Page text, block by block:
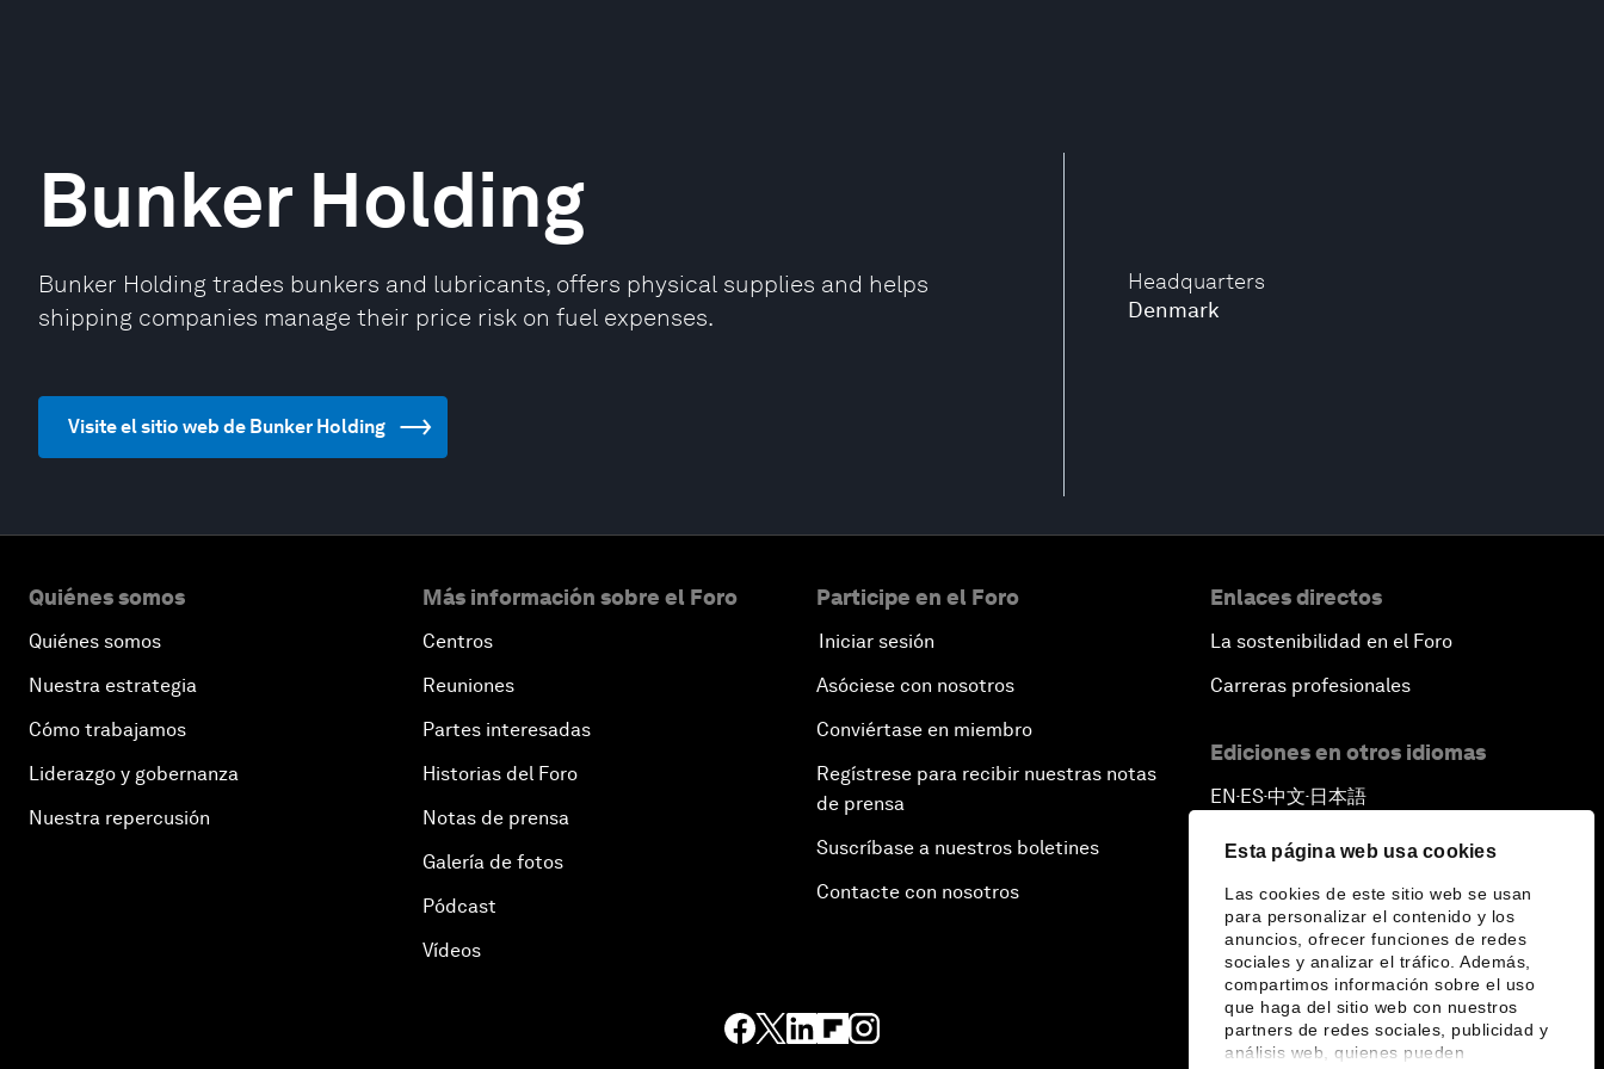
Esta página web usa cookies
Las cookies de este sitio web se usan
para personalizar el contenido y los
anuncios, ofrecer funciones de redes
sociales y analizar el tráfico. Además,
compartimos información sobre el uso
que haga del sitio web con nuestros
partners de redes sociales, publicidad y
análisis web, quienes pueden
Headquarters
Denmark
Bunker Holding
Bunker Holding trades bunkers and lubricants, offers physical supplies and helps
shipping companies manage their price risk on fuel expenses.
Visite el sitio web de Bunker Holding
Quiénes somos
Quiénes somos
Nuestra estrategia
Cómo trabajamos
Liderazgo y gobernanza
Nuestra repercusión
Más información sobre el Foro
Centros
Reuniones
Partes interesadas
Historias del Foro
Notas de prensa
Galería de fotos
Pódcast
Vídeos
Participe en el Foro
Iniciar sesión
Asóciese con nosotros
Conviértase en miembro
Regístrese para recibir nuestras notas
de prensa
Suscríbase a nuestros boletines
Contacte con nosotros
Enlaces directos
La sostenibilidad en el Foro
Carreras profesionales
Ediciones en otros idiomas
EN ▪ES▪中文▪ 日本語